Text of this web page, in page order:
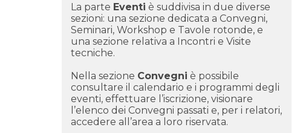
La parte Eventi è suddivisa in due diverse
sezioni: una sezione dedicata a Convegni,
Seminari, Workshop e Tavole rotonde, e
una sezione relativa a Incontri e Visite
tecniche.
Nella sezione Convegni è possibile
consultare il calendario e i programmi degli
eventi, effettuare l’iscrizione, visionare
l’elenco dei Convegni passati e, per i relatori,
accedere all’area a loro riservata.